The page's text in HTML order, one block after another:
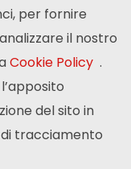
per fornire
il nostro
Cookie Policy .
del sito in
tracciamento